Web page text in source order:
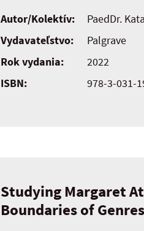
Autor/Kolektív:
PaedDr.
Vydavateľstvo:
Palgrave
Rok vydania:
2022
ISBN:
978-3-031-
Studying Margaret
Boundaries of Genres